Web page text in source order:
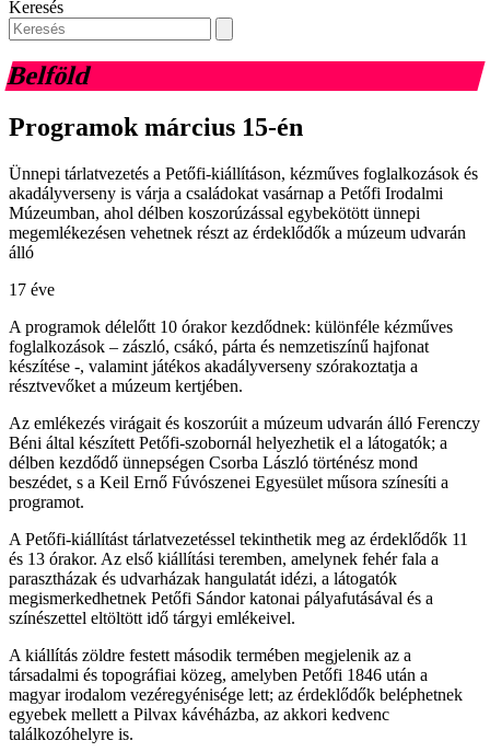
Keresés
Belföld
Programok március 15-én
Ünnepi tárlatvezetés a Petőfi-kiállításon, kézműves foglalkozások és
akadályverseny is várja a családokat vasárnap a Petőfi Irodalmi
Múzeumban, ahol délben koszorúzással egybekötött ünnepi
megemlékezésen vehetnek részt az érdeklődők a múzeum udvarán
álló
17 éve
A programok délelőtt 10 órakor kezdődnek: különféle kézműves
foglalkozások – zászló, csákó, párta és nemzetiszínű hajfonat
készítése -, valamint játékos akadályverseny szórakoztatja a
résztvevőket a múzeum kertjében.
Az emlékezés virágait és koszorúit a múzeum udvarán álló Ferenczy
Béni által készített Petőfi-szobornál helyezhetik el a látogatók; a
délben kezdődő ünnepségen Csorba László történész mond
beszédet, s a Keil Ernő Fúvószenei Egyesület műsora színesíti a
programot.
A Petőfi-kiállítást tárlatvezetéssel tekinthetik meg az érdeklődők 11
és 13 órakor. Az első kiállítási teremben, amelynek fehér fala a
parasztházak és udvarházak hangulatát idézi, a látogatók
megismerkedhetnek Petőfi Sándor katonai pályafutásával és a
színészettel eltöltött idő tárgyi emlékeivel.
A kiállítás zöldre festett második termében megjelenik az a
társadalmi és topográfiai közeg, amelyben Petőfi 1846 után a
magyar irodalom vezéregyénisége lett; az érdeklődők beléphetnek
egyebek mellett a Pilvax kávéházba, az akkori kedvenc
találkozóhelyre is.